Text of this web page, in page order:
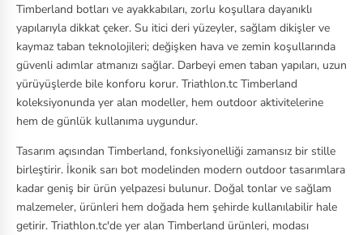
Timberland botları ve ayakkabıları, zorlu koşullara dayanıklı
yapılarıyla dikkat çeker. Su itici deri yüzeyler, sağlam dikişler ve
kaymaz taban teknolojileri; değişken hava ve zemin koşullarında
güvenli adımlar atmanızı sağlar. Darbeyi emen taban yapıları, uzun
yürüyüşlerde bile konforu korur. Triathlon.tc Timberland
koleksiyonunda yer alan modeller, hem outdoor aktivitelerine
hem de günlük kullanıma uygundur.
Tasarım açısından Timberland, fonksiyonelliği zamansız bir stille
birleştirir. İkonik sarı bot modelinden modern outdoor tasarımlara
kadar geniş bir ürün yelpazesi bulunur. Doğal tonlar ve sağlam
malzemeler, ürünleri hem doğada hem şehirde kullanılabilir hale
getirir. Triathlon.tc'de yer alan Timberland ürünleri, modası